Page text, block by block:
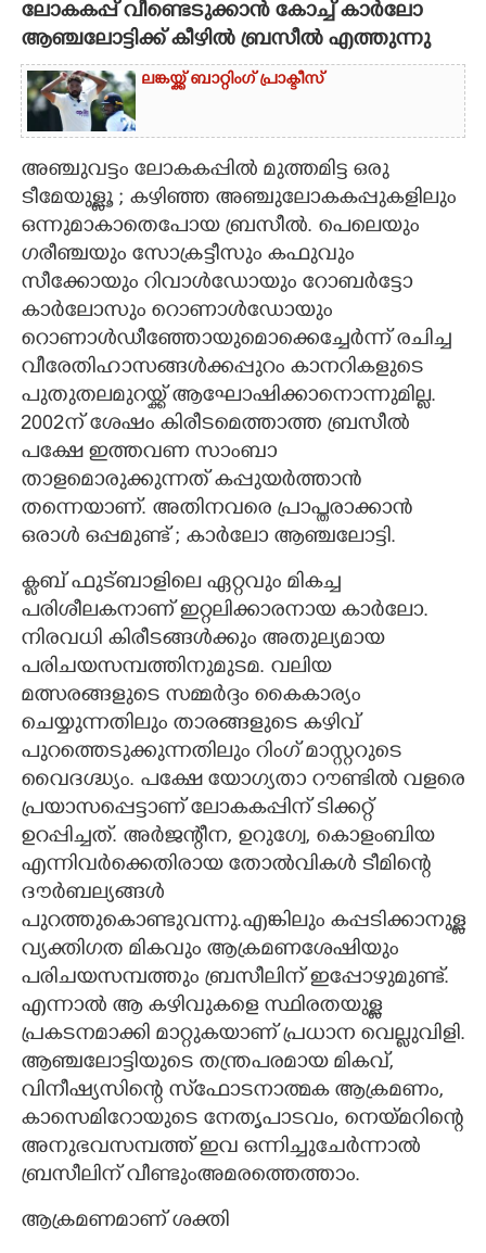
CARTOONS
LITERATURE
ZOOM
CONTACT US
ലോകകപ്പ് വീണ്ടെടുക്കാൻ കോച്ച് കാർലോ
ആഞ്ചലോട്ടിക്ക് കീഴിൽ ബ്രസീൽ എത്തുന്നു
ലങ്കയ്ക്ക് ബാറ്റിംഗ് പ്രാക്ടീസ്
അഞ്ചുവട്ടം ലോകകപ്പിൽ മുത്തമിട്ട ഒരു
ടീമേയുള്ളൂ ; കഴിഞ്ഞ അഞ്ചുലോകകപ്പുകളിലും
ഒന്നുമാകാതെപോയ ബ്രസീൽ. പെലെയും
ഗരീഞ്ചയും സോക്രട്ടീസും കഫുവും
സീക്കോയും റിവാൾഡോയും റോബർട്ടോ
കാർലോസും റൊണാൾഡോയും
റൊണാൾഡീഞ്ഞോയുമൊക്കെച്ചേർന്ന് രചിച്ച
വീരേതിഹാസങ്ങൾക്കപ്പുറം കാനറികളുടെ
പുതുതലമുറയ്ക്ക് ആഘോഷിക്കാനൊന്നുമില്ല.
2002ന് ശേഷം കിരീടമെത്താത്ത ബ്രസീൽ
പക്ഷേ ഇത്തവണ സാംബാ
താളമൊരുക്കുന്നത് കപ്പുയർത്താൻ
തന്നെയാണ്. അതിനവരെ പ്രാപ്തരാക്കാൻ
ഒരാൾ ഒപ്പമുണ്ട് ; കാർലോ ആഞ്ചലോട്ടി.
ക്ലബ് ഫുട്ബാളിലെ ഏറ്റവും മികച്ച
പരിശീലകനാണ് ഇറ്റലിക്കാരനായ കാർലോ.
നിരവധി കിരീടങ്ങൾക്കും അതുല്യമായ
പരിചയസമ്പത്തിനുമുടമ. വലിയ
മത്സരങ്ങളുടെ സമ്മർദ്ദം കൈകാര്യം
ചെയ്യുന്നതിലും താരങ്ങളുടെ കഴിവ്
പുറത്തെടുക്കുന്നതിലും റിംഗ് മാസ്റ്ററുടെ
വൈദഗ്ദ്ധ്യം. പക്ഷേ യോഗ്യതാ റൗണ്ടിൽ വളരെ
പ്രയാസപ്പെട്ടാണ് ലോകകപ്പിന് ടിക്കറ്റ്
ഉറപ്പിച്ചത്. അർജന്റീന, ഉറുഗ്വേ, കൊളംബിയ
എന്നിവർക്കെതിരായ തോൽവികൾ ടീമിന്റെ
ദൗർബല്യങ്ങൾ
പുറത്തുകൊണ്ടുവന്നു.എങ്കിലും കപ്പടിക്കാനുള്ള
വ്യക്തിഗത മികവും ആക്രമണശേഷിയും
പരിചയസമ്പത്തും ബ്രസീലിന് ഇപ്പോഴുമുണ്ട്.
എന്നാൽ ആ കഴിവുകളെ സ്ഥിരതയുള്ള
പ്രകടനമാക്കി മാറ്റുകയാണ് പ്രധാന വെല്ലുവിളി.
ആഞ്ചലോട്ടിയുടെ തന്ത്രപരമായ മികവ്,
വിനീഷ്യസിന്റെ സ്‌ഫോടനാത്മക ആക്രമണം,
കാസെമിറോയുടെ നേതൃപാടവം, നെയ്മറിന്റെ
അനുഭവസമ്പത്ത് ഇവ ഒന്നിച്ചുചേർന്നാൽ
ബ്രസീലിന് വീണ്ടുംഅമരത്തെത്താം.
ആക്രമണമാണ് ശക്തി